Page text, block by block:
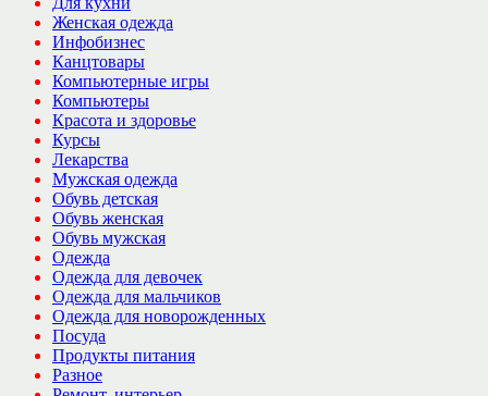
Женская одежда
Инфобизнес
Канцтовары
Компьютерные игры
Компьютеры
Красота и здоровье
Курсы
Лекарства
Мужская одежда
Обувь детская
Обувь женская
Обувь мужская
Одежда
Одежда для девочек
Одежда для мальчиков
Одежда для новорожденных
Посуда
Продукты питания
Разное